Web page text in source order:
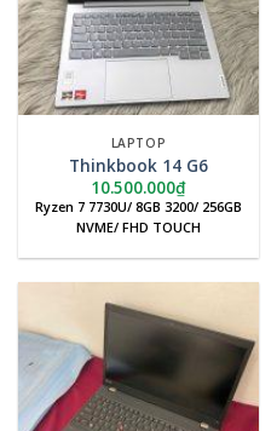
LAPTOP
Thinkbook 14 G6
10.500.000₫
Ryzen 7 7730U/ 8GB 3200/ 256GB
NVME/ FHD TOUCH